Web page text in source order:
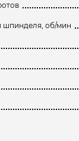
шпинделя, об/мин